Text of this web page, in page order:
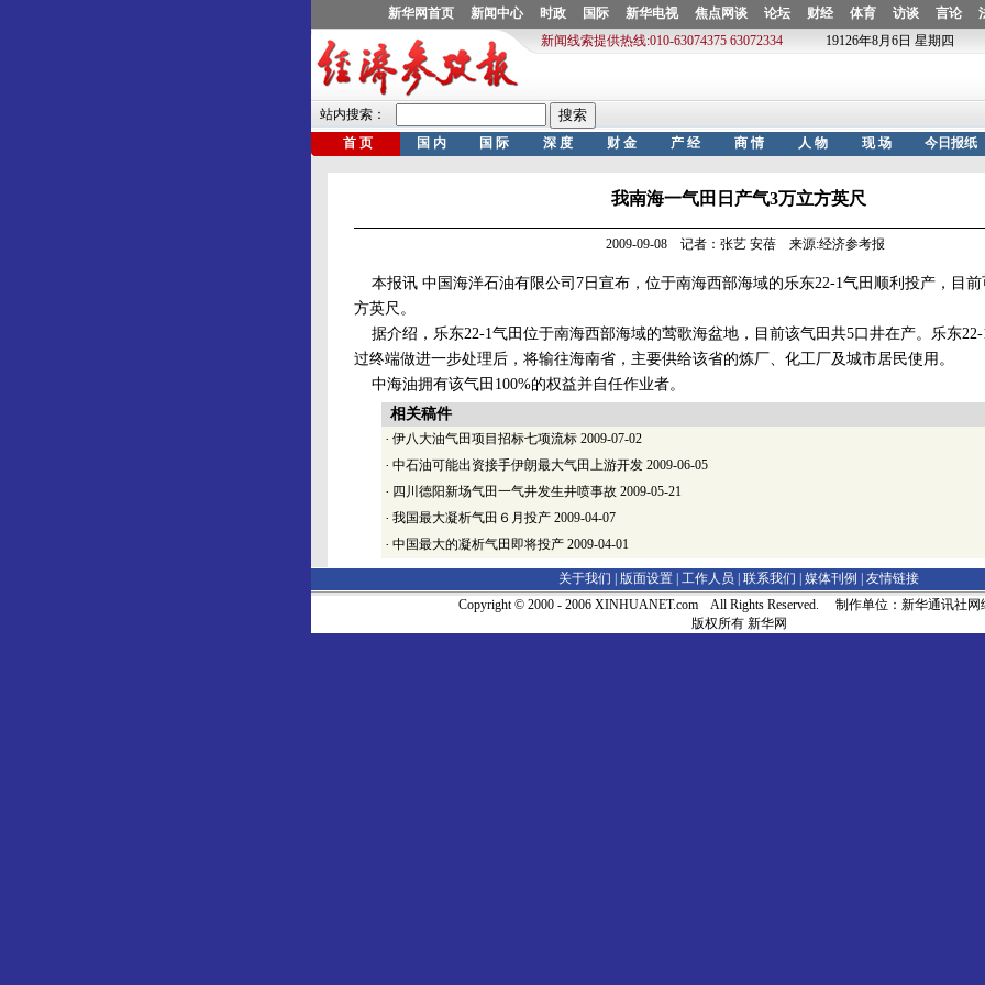
我南海一气田日产气3万立方英尺
2009-09-08 记者：张艺 安蓓 来源:经济参考报
本报讯 中国海洋石油有限公司7日宣布，位于南海西部海域的乐东22-1气田顺利投产，目前
方英尺。
据介绍，乐东22-1气田位于南海西部海域的莺歌海盆地，目前该气田共5口井在产。乐东
过终端做进一步处理后，将输往海南省，主要供给该省的炼厂、化工厂及城市居民使用。
中海油拥有该气田100%的权益并自任作业者。
相关稿件
· 伊八大油气田项目招标七项流标 2009-07-02
· 中石油可能出资接手伊朗最大气田上游开发 2009-06-05
· 四川德阳新场气田一气井发生井喷事故 2009-05-21
· 我国最大凝析气田６月投产 2009-04-07
· 中国最大的凝析气田即将投产 2009-04-01
关于我们 | 版面设置 工作人员 联系我们 媒体刊例
友情链接
Copyright © 2000 - 2006 XINHUANET.com All Rights Reserved. 制作单位：新华通讯社网
版权所有 新华网